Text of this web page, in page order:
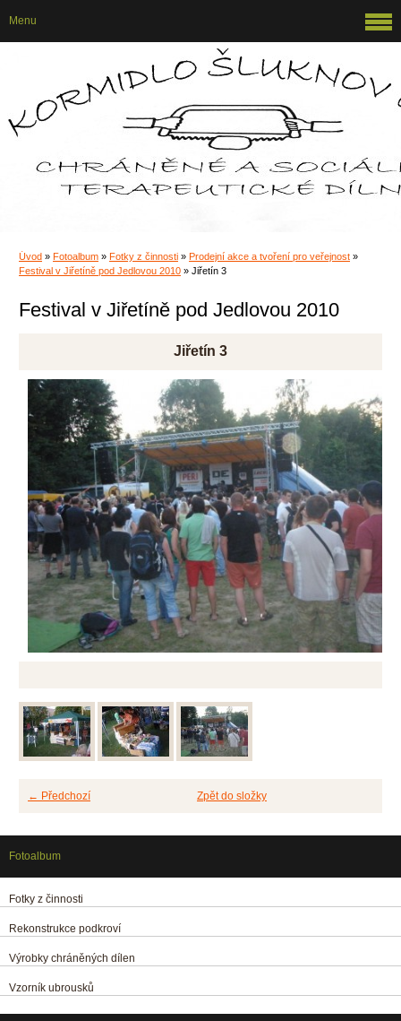
Úvod » Fotoalbum » Fotky z činnosti » Prodejní akce a tvoření pro veřejnost »
Festival v Jiřetíně pod Jedlovou 2010 » Jiřetín 3
Festival v Jiřetíně pod Jedlovou 2010
Jiřetín 3
← Předchozí Zpět do složky
Menu
Fotoalbum
Fotky z činnosti
Rekonstrukce podkroví
Výrobky chráněných dílen
Vzorník ubrousků